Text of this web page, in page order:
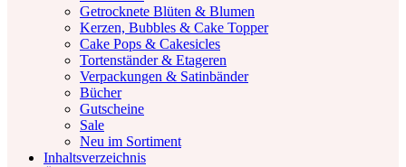
Getrocknete Blüten & Blumen
Kerzen, Bubbles & Cake Topper
Cake Pops & Cakesicles
Tortenständer & Etageren
Verpackungen & Satinbänder
Bücher
Gutscheine
Sale
Neu im Sortiment
Inhaltsverzeichnis